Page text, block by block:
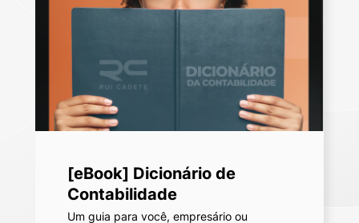
[eBook] Dicionário de
Contabilidade
Um guia para você, empresário ou